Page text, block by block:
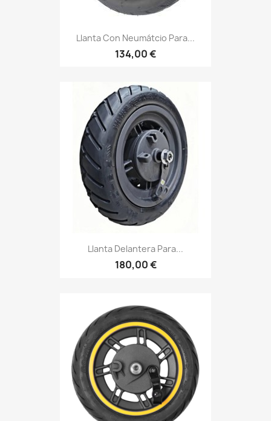
Llanta Con Neumátcio Para...
134,00 €
Llanta Delantera Para...
180,00 €